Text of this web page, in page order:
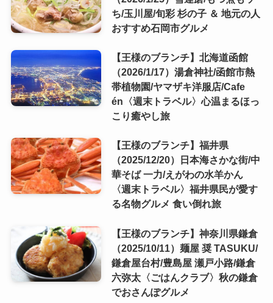
ち/玉川屋/旬彩 杉の子 ＆ 地元の人
おすすめ石岡市グルメ
【王様のブランチ】北海道函館
（2026/1/17）湯倉神社/函館市熱
帯植物園/ヤマザキ洋服店/Cafe
én〈週末トラベル〉心温まるほっ
こり癒やし旅
【王様のブランチ】福井県
（2025/12/20）日本海さかな街/中
華そば 一力/えがわの水羊かん
〈週末トラベル〉福井県民が愛す
る名物グルメ 食い倒れ旅
【王様のブランチ】神奈川県鎌倉
（2025/10/11）麺屋 奨 TASUKU/
鎌倉屋台村/豊島屋 瀬戸小路/鎌倉
六弥太〈ごはんクラブ〉秋の鎌倉
でおさんぽグルメ